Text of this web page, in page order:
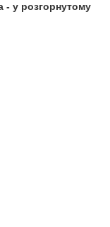
- у розгорнутому